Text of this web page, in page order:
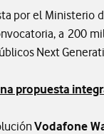
por el Ministerio
a 200
Next
propuesta
Vodafone